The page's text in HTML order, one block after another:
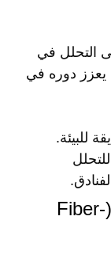
التحلل في
يعزز دوره في
للبيئة.
2. البلاستيك المعزز بالألياف (Fiber-